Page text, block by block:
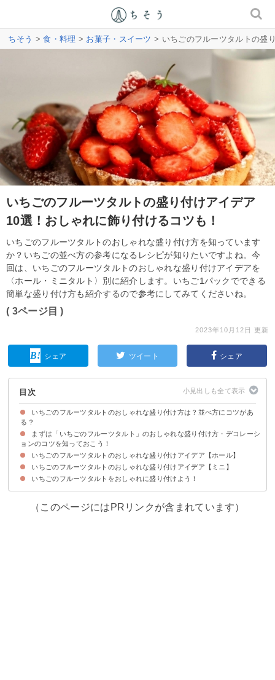
ちそう >食・料理 > お菓子・スイーツ > いちごのフルーツタルトの盛
いちごのフルーツタルトの盛り付けアイデア
10選！おしゃれに飾り付けるコツも！
いちごのフルーツタルトのおしゃれな盛り付け方を知っています
か？いちごの並べ方の参考になるレシピが知りたいですよね。今
回は、いちごのフルーツタルトのおしゃれな盛り付けアイデアを
〈ホール・ミニタルト〉別に紹介します。いちご1パックでできる
簡単な盛り付け方も紹介するので参考にしてみてくださいね。
( 3ページ目 )
2023年10月12日 更新
シェア ツイート シェア
目次
いちごのフルーツタルトのおしゃれな盛り付け方は？並べ方にコツがあ
る？
まずは「いちごのフルーツタルト」のおしゃれな盛り付け方・デコレーシ
ョンのコツを知っておこう！
①フルーツとタルトのバランスを整える
②ハーブ・装飾品やナパージュで彩り・ツヤを与える
③落ち着いた色の器を使う
いちごのフルーツタルトのおしゃれな盛り付けアイデア【ホール】
①1パックで完成するいちごのフルーツタルト
②ナパージュで飾り付けするいちごのフルーツタルト
③誕生日ケーキ代わりのいちごのフルーツタルト
④ブルーベリーとミントを添えたいちごのフルーツタルト
⑤クリスマスにおすすめのデコレーションフルーツタルト
いちごのフルーツタルトのおしゃれな盛り付けアイデア【ミニ】
①可愛いいちごのミニタルト
②クッキーとクリームチーズのいちごタルト
③シリコンカップで作るいちごのフルーツタルト
④チョコレートといちごのミニタルト
⑤生クリームで飾るいちごのミニタルト
いちごのフルーツタルトをおしゃれに盛り付けよう！
（このページにはPRリンクが含まれています）